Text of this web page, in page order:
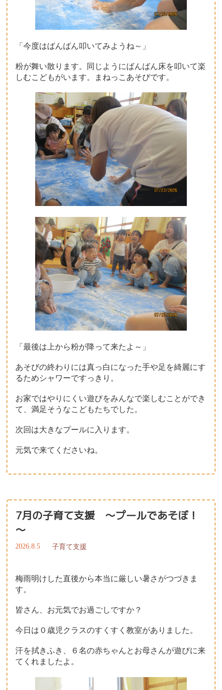
「今度はばんばん叩いてみようね～」
粉が舞い散ります。同じようにばんばん床を叩いて楽
しむこどもがいます。まねっこあそびです。
「最後は上から粉が降って来たよ～」
あそびの終わりには真っ白になった手や足を綺麗にす
るためシャワーですっきり。
お家ではやりにくい遊びをみんなで楽しむことができ
て、満足そうなこどもたちでした。
次回は大きなプールに入ります。
元気で来てくださいね。
7月の子育て支援 ～プールであそぼ！
～
2026.8.5 子育て支援
梅雨明けした直後から本当に厳しい暑さがつづきま
す。
皆さん、お元気でお過ごしですか？
今日は０歳児クラスのすくすく教室がありました。
汗を拭きふき、６名の赤ちゃんとお母さんが遊びに来
てくれましたよ。